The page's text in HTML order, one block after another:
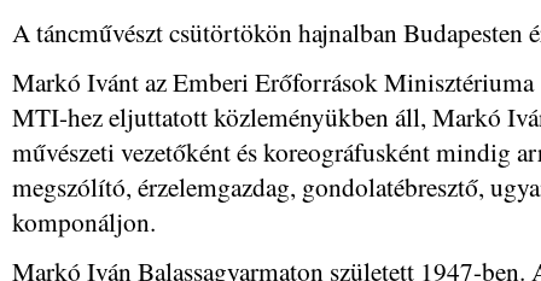
A táncművészt csütörtökön hajnalban Budapesten
Markó Ivánt az Emberi Erőforrások
MTI-hez eljuttatott közleményükben áll, Markó
művészeti vezetőként és koreográfusként mindig
megszólító, érzelemgazdag, gondolatébresztő,
komponáljon.
Markó Iván Balassagyarmaton született 1947-ben.